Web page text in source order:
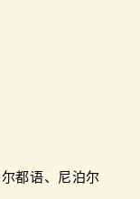
都语、尼泊尔